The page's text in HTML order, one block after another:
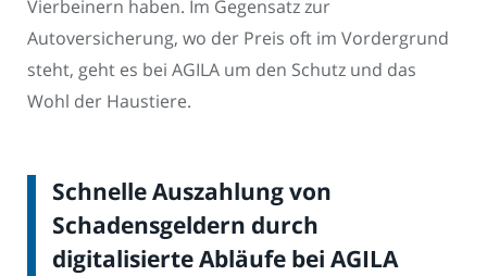
Vierbeinern haben. Im Gegensatz zur
Autoversicherung, wo der Preis oft im Vordergrund
steht, geht es bei AGILA um den Schutz und das
Wohl der Haustiere.
Schnelle Auszahlung von
Schadensgeldern durch
digitalisierte Abläufe bei AGILA